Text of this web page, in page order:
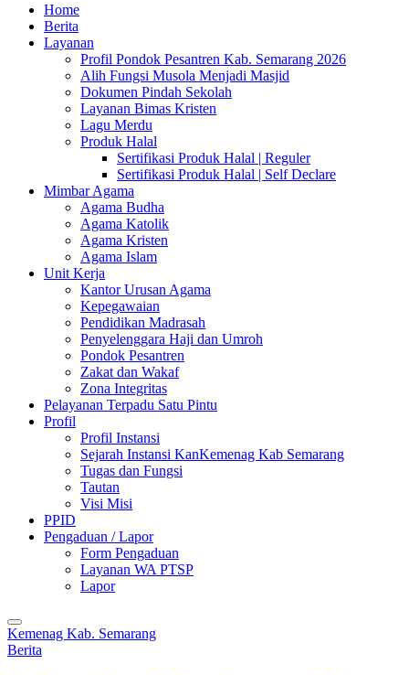
Home
Berita
Layanan
Profil Pondok Pesantren Kab. Semarang 2026
Alih Fungsi Musola Menjadi Masjid
Dokumen Pindah Sekolah
Layanan Bimas Kristen
Lagu Merdu
Produk Halal
Sertifikasi Produk Halal | Reguler
Sertifikasi Produk Halal | Self Declare
Mimbar Agama
Agama Budha
Agama Katolik
Agama Kristen
Agama Islam
Unit Kerja
Kantor Urusan Agama
Kepegawaian
Pendidikan Madrasah
Penyelenggara Haji dan Umroh
Pondok Pesantren
Zakat dan Wakaf
Zona Integritas
Pelayanan Terpadu Satu Pintu
Profil
Profil Instansi
Sejarah Instansi KanKemenag Kab Semarang
Tugas dan Fungsi
Tautan
Visi Misi
PPID
Pengaduan / Lapor
Form Pengaduan
Layanan WA PTSP
Lapor
Kemenag Kab. Semarang
Berita